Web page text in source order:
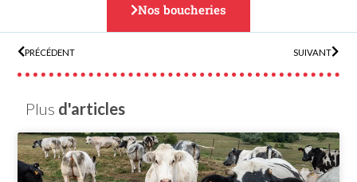
Nos boucheries
PRÉCÉDENT SUIVANT
Plus d'articles